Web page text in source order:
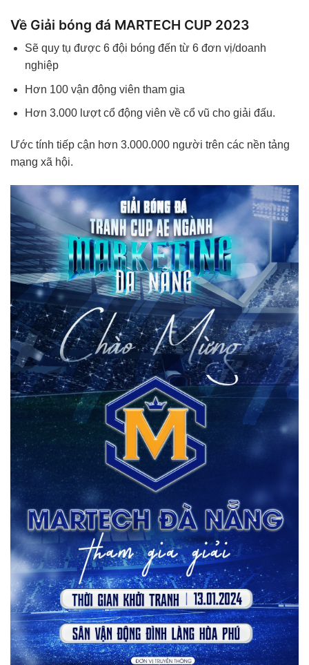
Về Giải bóng đá MARTECH CUP 2023
Sẽ quy tụ được 6 đội bóng đến từ 6 đơn vị/doanh
nghiệp
Hơn 100 vận động viên tham gia
Hơn 3.000 lượt cổ động viên về cổ vũ cho giải đấu.
Ước tính tiếp cận hơn 3.000.000 người trên các nền tảng
mạng xã hội.